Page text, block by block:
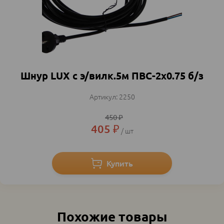
Шнур LUX с э/вилк.5м ПВС-2х0.75 б/з
2250
450₽
405 ₽ шт
Похожие товары